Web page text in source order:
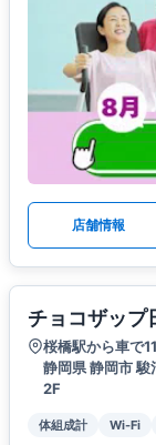
店舗情報
チョコザップ
桜橋駅から車で
静岡県 静岡市 駿
2F
体組成計 Wi-Fi